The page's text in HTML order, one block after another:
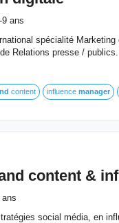
9 ans
spécialité
Relations presse /
content influence manager
content &
ans
social média, en